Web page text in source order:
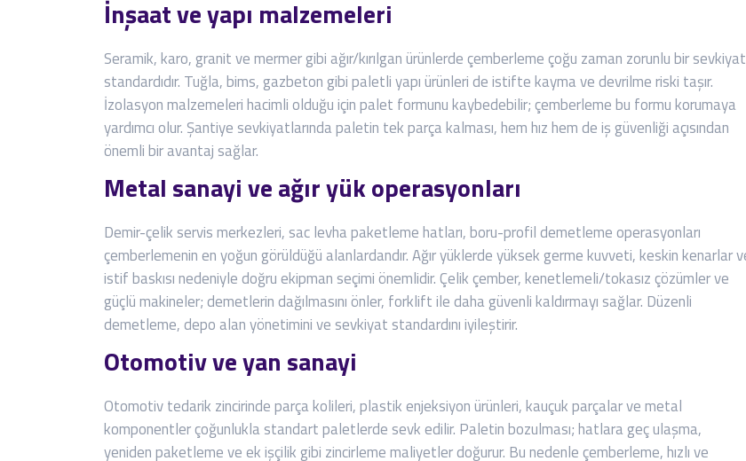
İnşaat ve yapı malzemeleri
Seramik, karo, granit ve mermer gibi ağır/kırılgan ürünlerde çemberleme çoğu zaman zorunlu bir sevkiyat
standardıdır. Tuğla, bims, gazbeton gibi paletli yapı ürünleri de istifte kayma ve devrilme riski taşır.
İzolasyon malzemeleri hacimli olduğu için palet formunu kaybedebilir; çemberleme bu formu korumaya
yardımcı olur. Şantiye sevkiyatlarında paletin tek parça kalması, hem hız hem de iş güvenliği açısından
önemli bir avantaj sağlar.
Metal sanayi ve ağır yük operasyonları
Demir-çelik servis merkezleri, sac levha paketleme hatları, boru-profil demetleme operasyonları
çemberlemenin en yoğun görüldüğü alanlardandır. Ağır yüklerde yüksek germe kuvveti, keskin kenarlar
istif baskısı nedeniyle doğru ekipman seçimi önemlidir. Çelik çember, kenetlemeli/tokasız çözümler ve
güçlü makineler; demetlerin dağılmasını önler, forklift ile daha güvenli kaldırmayı sağlar. Düzenli
demetleme, depo alan yönetimini ve sevkiyat standardını iyileştirir.
Otomotiv ve yan sanayi
Otomotiv tedarik zincirinde parça kolileri, plastik enjeksiyon ürünleri, kauçuk parçalar ve metal
komponentler çoğunlukla standart paletlerde sevk edilir. Paletin bozulması; hatlara geç ulaşma,
yeniden paketleme ve ek işçilik gibi zincirleme maliyetler doğurur. Bu nedenle çemberleme, hızlı ve